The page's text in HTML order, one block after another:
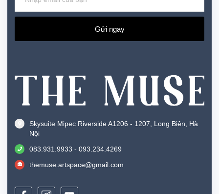
Gửi ngay
Skysuite Mipec Riverside A1206 - 1207, Long Biên, Hà
Nội
083.931.9933 - 093.234.4269
themuse.artspace@gmail.com